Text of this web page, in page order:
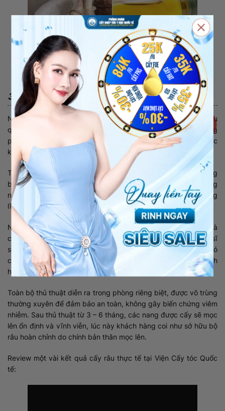
3. Cấy râu tự thân
Nếu các phương pháp kích thích mọc râu trên không có hiệu
quả, cách tốt nhất là thực hiện cấy râu tự thân. Đây là phương
pháp thích hợp đối với những người bẩm sinh mọc ít râu hoặc
không có râu.
Tại Việt Nam, để cấy râu tự thân đẹp, an toàn và ít biến chứng
bạn nên đến Viện Cấy tóc Quốc tế. Đây là địa chỉ sở hữu công
nghệ uy tín bậc nhất, được Sở Y tế cấp phép hoạt động trong
lĩnh vực cấy râu, cấy tóc, cấy lông tự thân.
Nơi đây không chỉ quy tụ đội ngũ bác sĩ giàu kinh nghiệm mà
còn áp dụng công nghệ cấy râu SHT hiện đại bậc nhất. Bác sĩ
sẽ tạo khuôn râu dựa trên nhu cầu của khách hàng, sau đó
chiết tỉ mỉ từng nang tóc tại vùng chẩm (sau gáy) của khách
hàng để cấy lên khuôn râu.
Toàn bộ thủ thuật diễn ra trong phòng riêng biệt, được vô trùng
thường xuyên để đảm bảo an toàn, không gây biến chứng viêm
nhiễm. Sau thủ thuật từ 3 – 6 tháng, các nang được cấy sẽ mọc
lên ổn định và vĩnh viễn, lúc này khách hàng coi như sở hữu bộ
râu hoàn chỉnh do chính bản thân mọc lên.
Review một vài kết quả cấy râu thực tế tại Viện Cấy tóc Quốc
tế: